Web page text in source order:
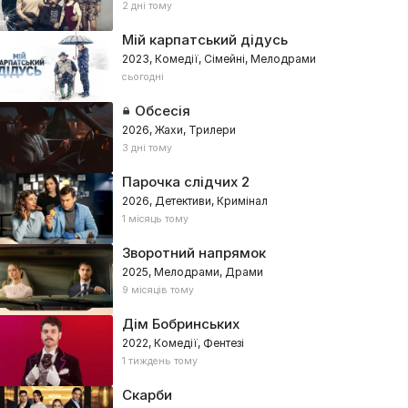
2 дні тому
Мій карпатський дідусь
2023, Комедії, Сімейні, Мелодрами
сьогодні
Обсесія
2026, Жахи, Трилери
3 дні тому
Парочка слідчих 2
2026, Детективи, Кримінал
1 місяць тому
Зворотний напрямок
2025, Мелодрами, Драми
9 місяців тому
Дім Бобринських
2022, Комедії, Фентезі
1 тиждень тому
Скарби